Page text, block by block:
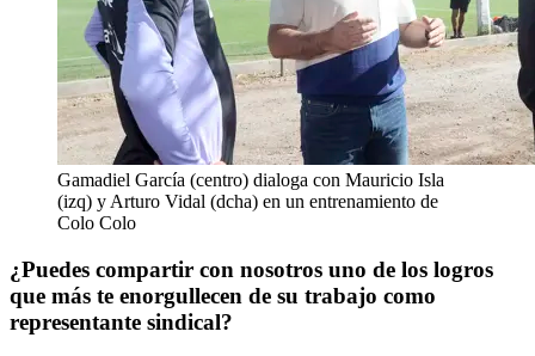
Gamadiel García (centro) dialoga con Mauricio Isla
(izq) y Arturo Vidal (dcha) en un entrenamiento de
Colo Colo
¿Puedes compartir con nosotros uno de los logros
que más te enorgullecen de su trabajo como
representante sindical?